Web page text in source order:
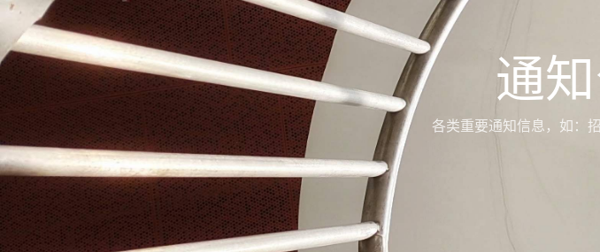
通
各类重要通知信息，如：